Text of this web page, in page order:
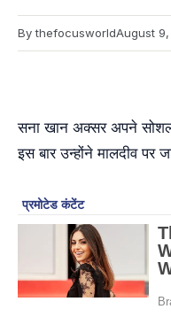
By thefocusworldAugust 9,
सना खान अक्सर अपने सोशल
इस बार उन्होंने मालदीव पर